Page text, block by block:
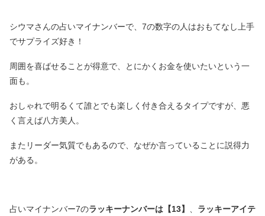
シウマさんの占いマイナンバーで、7の数字の人はおもてなし上手
でサプライズ好き！
周囲を喜ばせることが得意で、とにかくお金を使いたいという一
面も。
おしゃれで明るくて誰とでも楽しく付き合えるタイプですが、悪
く言えば八方美人。
またリーダー気質でもあるので、なぜか言っていることに説得力
がある。
占いマイナンバー7のラッキーナンバーは【13】 ラッキーアイテ